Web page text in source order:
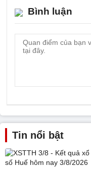
Bình luận
Tin nổi bật